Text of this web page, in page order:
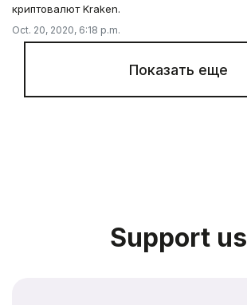
криптовалют Kraken.
Oct. 20, 2020, 6:18 p.m.
Показать еще
Support us